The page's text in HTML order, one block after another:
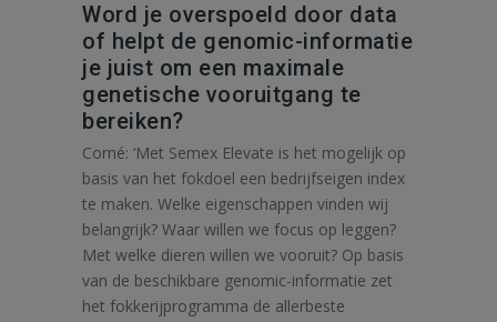
Word je overspoeld door data
of helpt de genomic-informatie
je juist om een maximale
genetische vooruitgang te
bereiken?
Corné: ‘Met Semex Elevate is het mogelijk op
basis van het fokdoel een bedrijfseigen index
te maken. Welke eigenschappen vinden wij
belangrijk? Waar willen we focus op leggen?
Met welke dieren willen we vooruit? Op basis
van de beschikbare genomic-informatie zet
het fokkerijprogramma de allerbeste